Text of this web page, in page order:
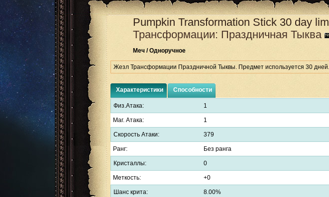
Pumpkin Transformation Stick 30 day
Трансформации: Праздничная Тыква
Меч / Одноручное
Жезл Трансформации Праздничной Тыквы. Предмет используется 30
Характеристики Способности
Физ.Атака: 1
Маг. Атака: 1
Скорость Атаки: 379
Ранг: Без ранга
Кристаллы: 0
Меткость: +0
Шанс крита: 8.00%